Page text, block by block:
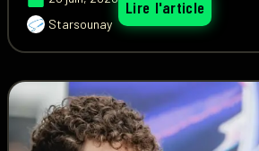
Starsounay
Lire l'article